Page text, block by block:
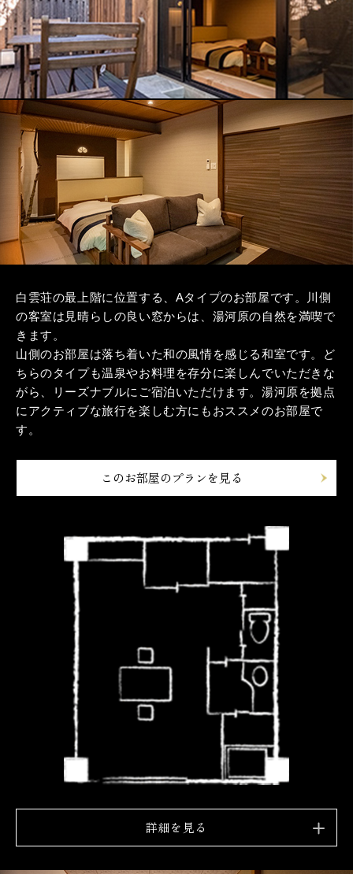
白雲荘の最上階に位置する、Aタイプのお部屋です。川側
の客室は見晴らしの良い窓からは、湯河原の自然を満喫で
きます。
山側のお部屋は落ち着いた和の風情を感じる和室です。ど
ちらのタイプも温泉やお料理を存分に楽しんでいただきな
がら、リーズナブルにご宿泊いただけます。湯河原を拠点
にアクティブな旅行を楽しむ方にもおススメのお部屋で
す。
このお部屋のプランを見る